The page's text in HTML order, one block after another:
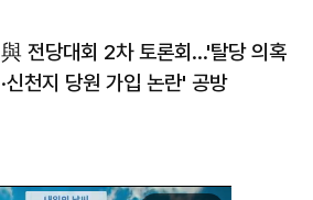
與 전당대회 2차 토론회…'탈당 의혹
·신천지 당원 가입 논란' 공방